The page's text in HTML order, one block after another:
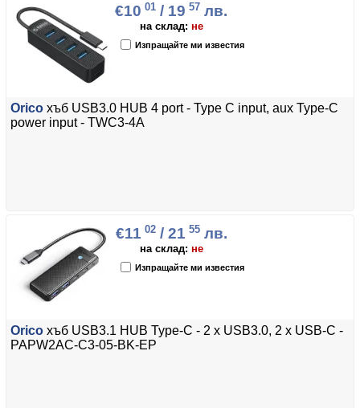
€10 01 / 19 57 лв.
на склад: не
Изпращайте ми известия
Orico хъб USB3.0 HUB 4 port - Type C input, aux Type-C
power input - TWC3-4A
€11 02/ 21 55лв.
на склад: не
Изпращайте ми известия
Orico хъб USB3.1 HUB Type-C - 2 x USB3.0, 2 x USB-C -
PAPW2AC-C3-05-BK-EP